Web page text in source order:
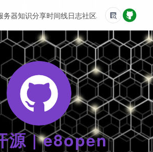
源 | e8open
务器知识分享时间线日志社区友情链接